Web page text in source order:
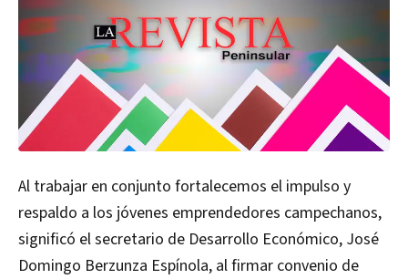
Al trabajar en conjunto fortalecemos el impulso y
respaldo a los jóvenes emprendedores campechanos,
significó el secretario de Desarrollo Económico, José
Domingo Berzunza Espínola, al firmar convenio de